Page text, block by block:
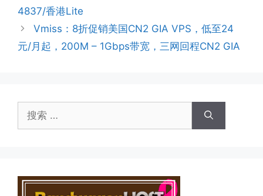
4837/香港Lite
Vmiss：8折促销美国CN2 GIA VPS，低至24
元/月起，200M – 1Gbps带宽，三网回程CN2 GIA
索：